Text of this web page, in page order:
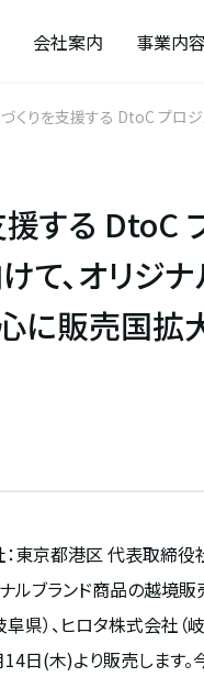
会社案内 事業内容
くりを支援する DtoC プロ
する DtoC
て、オリジ
に販売国拡
東京都港区 代表取締役
ブランド商品の越境販
県）、ヒロタ株式会社（
日(木)より販売します